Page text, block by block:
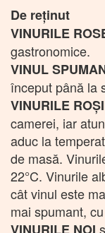
De reţinut
VINURILE
VINUL
început până la
VINURILE
camerei, iar
aduc la
de masă.
22°C. Vinurile
cât vinul este
mai spumant,